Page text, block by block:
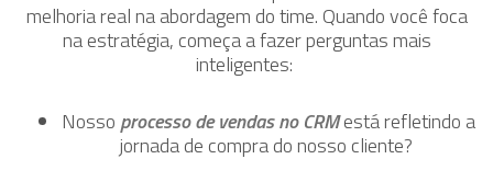
melhoria real na abordagem do time. Quando você foca
na estratégia, começa a fazer perguntas mais
inteligentes:
Nosso processo de vendas no CRMestá refletindo a
jornada de compra do nosso cliente?